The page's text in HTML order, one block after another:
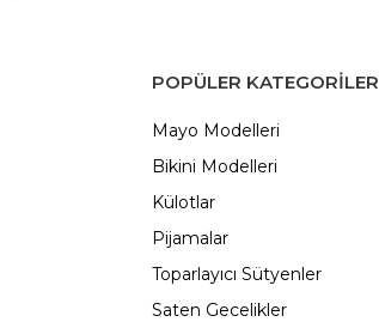
POPÜLER KATEGORILER
Mayo Modelleri
Bikini Modelleri
Külotlar
Pijamalar
Toparlayıcı Sütyenler
Saten Gecelikler